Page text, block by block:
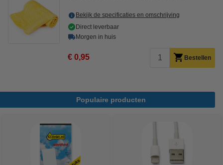
Bekijk de specificaties en omschrijving
Direct leverbaar
Morgen in huis
€ 0,95 Bestellen
Populaire producten